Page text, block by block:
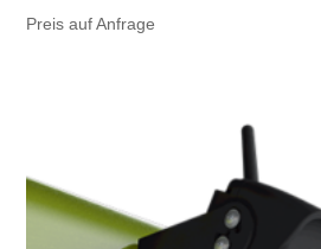
Preis auf Anfrage